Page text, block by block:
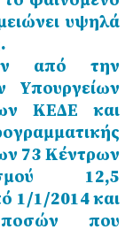
υψηλά
από την
Υπουργείων
ΚΕΔΕ και
73 Κέντρων
12,5
1/1/2014 και
που